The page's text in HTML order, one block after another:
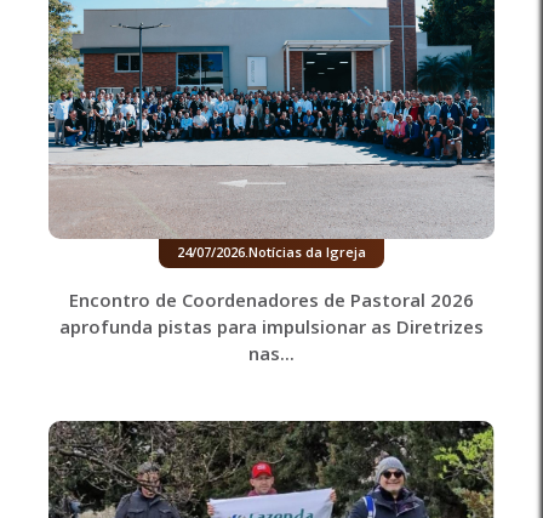
24/07/2026 Notícias da Igreja
Encontro de Coordenadores de Pastoral 2026
aprofunda pistas para impulsionar as Diretrizes
nas...